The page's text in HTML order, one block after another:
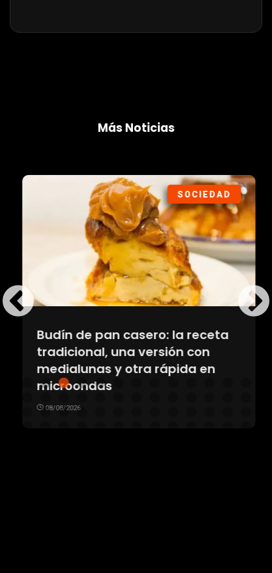
Más Noticias
SOCIEDAD
Budín de pan casero: la receta
tradicional, una versión con
medialunas y otra rápida en
microondas
08/08/2026